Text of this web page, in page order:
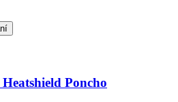
Poncho